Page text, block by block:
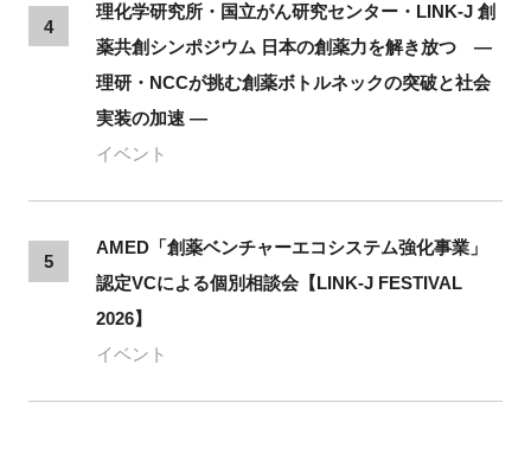
4
理化学研究所・国立がん研究センター・LINK-J 創
薬共創シンポジウム 日本の創薬力を解き放つ ―
理研・NCCが挑む創薬ボトルネックの突破と社会
実装の加速 ―
イベント
5
AMED「創薬ベンチャーエコシステム強化事業」
認定VCによる個別相談会【LINK-J FESTIVAL
2026】
イベント